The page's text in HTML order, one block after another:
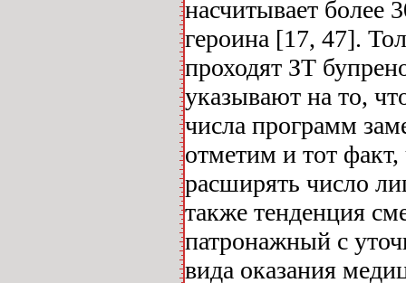
насчитывает более
героина [17, 47].
проходят ЗТ
указывают на то,
числа программ
отметим и тот
расширять число
также тенденция
патронажный с
вида оказания